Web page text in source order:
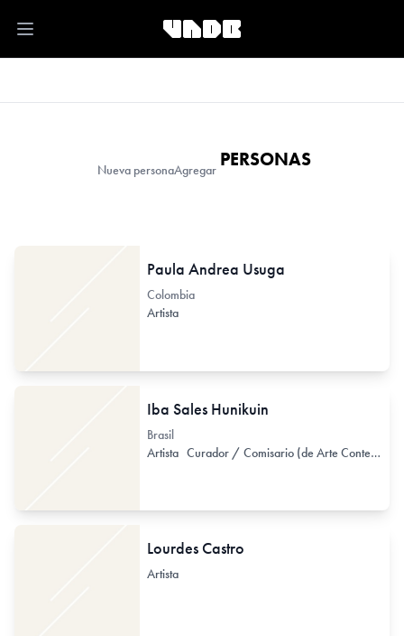
Open main menu
Nueva personaAgregar PERSONAS
Paula Andrea Usuga
Colombia
Artista
Iba Sales Hunikuin
Brasil
Artista Curador / Comisario (de Arte Contemporáneo)
Lourdes Castro
Artista